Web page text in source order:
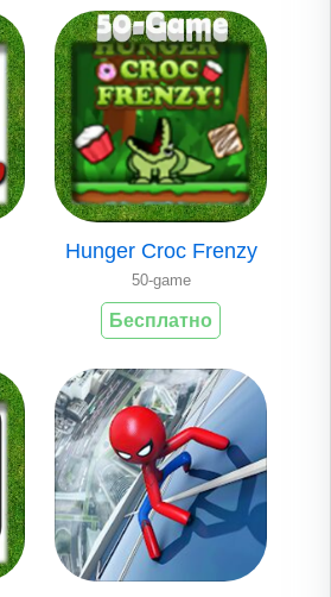
Hunger Croc Frenzy
50-game
Бесплатно